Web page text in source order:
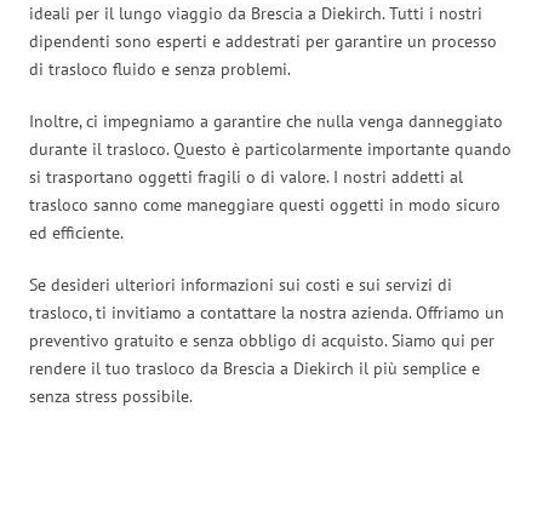
ideali per il lungo viaggio da Brescia a Diekirch. Tutti i nostri
dipendenti sono esperti e addestrati per garantire un processo
di trasloco fluido e senza problemi.
Inoltre, ci impegniamo a garantire che nulla venga danneggiato
durante il trasloco. Questo è particolarmente importante quando
si trasportano oggetti fragili o di valore. I nostri addetti al
trasloco sanno come maneggiare questi oggetti in modo sicuro
ed efficiente.
Se desideri ulteriori informazioni sui costi e sui servizi di
trasloco, ti invitiamo a contattare la nostra azienda. Offriamo un
preventivo gratuito e senza obbligo di acquisto. Siamo qui per
rendere il tuo trasloco da Brescia a Diekirch il più semplice e
senza stress possibile.